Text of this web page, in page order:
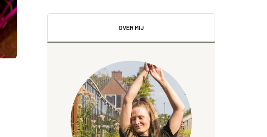
OVER MIJ